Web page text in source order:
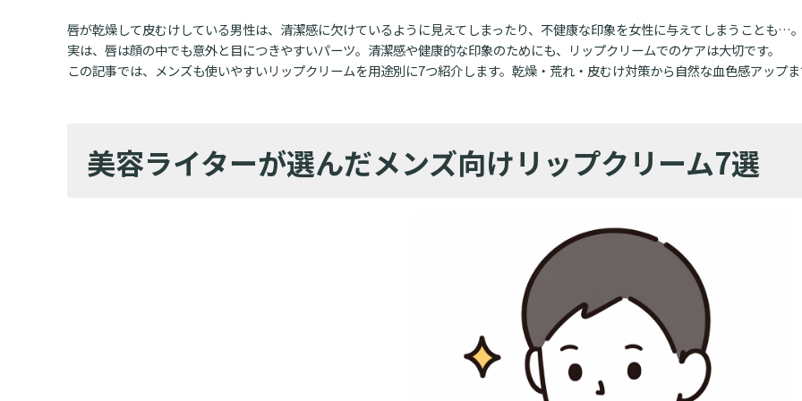
唇が乾燥して皮むけしている男性は、清潔感に欠けているように見えてしまったり、不健康な印象を女性に与えてしまうことも…
実は、唇は顔の中でも意外と目につきやすいパーツ。清潔感や健康的な印象のためにも、リップクリームでのケアは大切です。
この記事では、メンズも使いやすいリップクリームを用途別に7つ紹介します。乾燥・荒れ・皮むけ対策から自然な血色感アップ
美容ライターが選んだメンズ向けリップクリーム7選